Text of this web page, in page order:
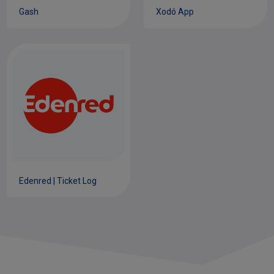
Gash Xodó App
Edenred | Ticket Log